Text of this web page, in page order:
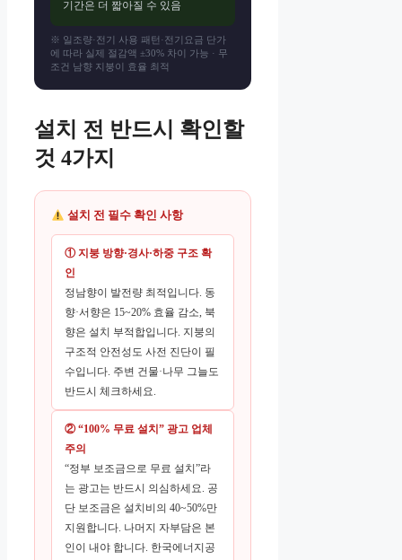
기간은 더 짧아질 수 있음
※ 일조량·전기 사용 패턴·전기요금 단가
에 따라 실제 절감액 ±30% 차이 가능 · 무
조건 남향 지붕이 효율 최적
설치 전 반드시 확인할
것 4가지
설치 전 필수 확인 사항
① 지붕 방향·경사·하중 구조 확
인
정남향이 발전량 최적입니다. 동
향·서향은 15~20% 효율 감소, 북
향은 설치 부적합입니다. 지붕의
구조적 안전성도 사전 진단이 필
수입니다. 주변 건물·나무 그늘도
반드시 체크하세요.
② “100% 무료 설치” 광고 업체
주의
“정부 보조금으로 무료 설치”라
는 광고는 반드시 의심하세요. 공
단 보조금은 설치비의 40~50%만
지원합니다. 나머지 자부담은 본
인이 내야 합니다. 한국에너지공